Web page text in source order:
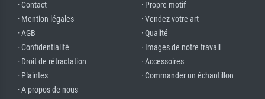
· Contact
· Mention légales
· AGB
· Confidentialité
· Droit de rétractation
· Plaintes
· A propos de nous
· Propre motif
· Vendez votre art
· Qualité
· Images de notre travail
· Accessoires
· Commander un échantillon